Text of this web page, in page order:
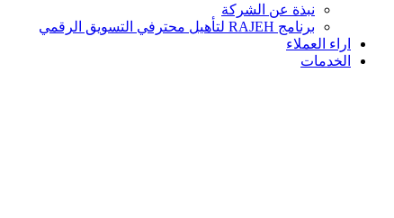
نبذة عن الشركة
برنامج RAJEH لتأهيل محترفي التسويق الرقمي
اراء العملاء
الخدمات